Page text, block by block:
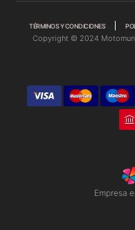
TÉRMINOS Y CONDICIONES
Copyright © 2024
Empresa